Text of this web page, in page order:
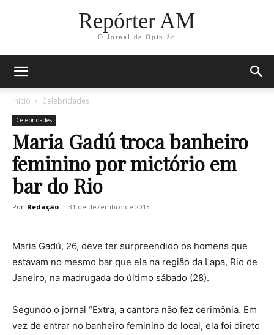
Repórter AM
O Jornal de Opinião
Início Celebridades
Celebridades
Maria Gadú troca banheiro
feminino por mictório em
bar do Rio
Por Redação - 31 de dezembro de 2013
Maria Gadú, 26, deve ter surpreendido os homens que
estavam no mesmo bar que ela na região da Lapa, Rio de
Janeiro, na madrugada do último sábado (28).
Segundo o jornal “Extra, a cantora não fez cerimônia. Em
vez de entrar no banheiro feminino do local, ela foi direto